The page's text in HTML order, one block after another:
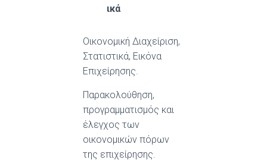
ικά
Οικονομική Διαχείριση,
Στατιστικά, Εικόνα
Επιχείρησης.
Παρακολούθηση,
προγραμματισμός και
έλεγχος των
οικονομικών πόρων
της επιχείρησης.